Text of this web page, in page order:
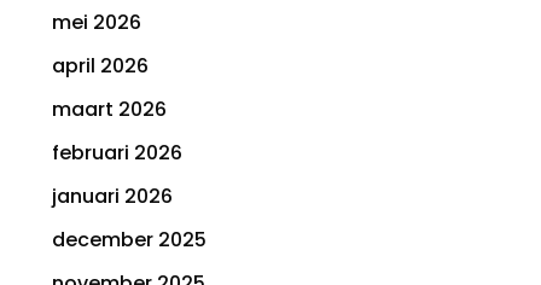
mei 2026
april 2026
maart 2026
februari 2026
januari 2026
december 2025